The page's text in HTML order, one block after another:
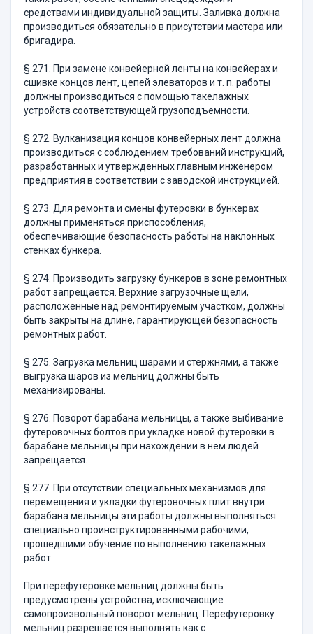
средствами индивидуальной защиты. Заливка должна
производиться обязательно в присутствии мастера или
бригадира.
§ 271. При замене конвейерной ленты на конвейерах и
сшивке концов лент, цепей элеваторов и т. п. работы
должны произво­диться с помощью такелажных
устройств соответствующей грузо­подъемности.
§ 272. Вулканизация концов конвейерных лент должна
произ­водиться с соблюдением требований инструкций,
разработанных и утвержденных главным инженером
предприятия в соответствии с заводской инструкцией.
§ 273. Для ремонта и смены футеровки в бункерах
должны применяться приспособления,
обеспечивающие безопасность работы на наклонных
стенках бункера.
§ 274. Производить загрузку бункеров в зоне ремонтных
работ запрещается. Верхние загрузочные щели,
расположенные над ре­монтируемым участком, должны
быть закрыты на длине, гаранти­рующей безопасность
ремонтных работ.
§ 275. Загрузка мельниц шарами и стержнями, а также
вы­грузка шаров из мельниц должны быть
механизированы.
§ 276. Поворот барабана мельницы, а также выбивание
футеровочных болтов при укладке новой футеровки в
барабане мель­ницы при нахождении в нем людей
запрещается.
§ 277. При отсутствии специальных механизмов для
перемеще­ния и укладки футеровочных плит внутри
барабана мельницы эти работы должны выполняться
специально проинструктированными ра­бочими,
прошедшими обучение по выполнению такелажных
работ.
При перефутеровке мельниц должны быть
предусмотрены уст­ройства, исключающие
самопроизвольный поворот мельниц. Перефу­теровку
мельниц разрешается выполнять как с